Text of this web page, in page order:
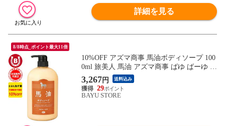
詳細を見る
8/8時点_ポイント最大11倍
10%OFF アズマ商事 馬油ボディソープ 100
0ml 旅美人 馬油 アズマ商事 ばゆ ばーゆ ボ
ディソープ アズマ商事ボディソープ 馬油
シリーズ 旅美人馬油 旅美人ボディソープ
バーユ バユ アズマ商事馬油ボディソープ
3,267 円 送料込み
29
BAYU STORE